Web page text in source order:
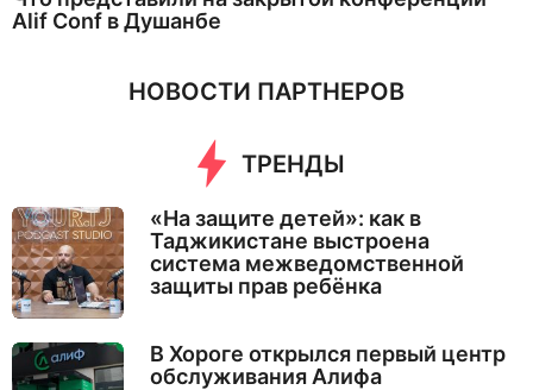
Alif Conf в Душанбе
НОВОСТИ ПАРТНЕРОВ
ТРЕНДЫ
«На защите детей»: как в
Таджикистане выстроена
система межведомственной
защиты прав ребёнка
В Хороге открылся первый центр
обслуживания Алифа